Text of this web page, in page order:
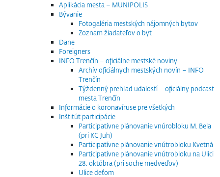
Aplikácia mesta – MUNIPOLIS
Bývanie
Fotogaléria mestských nájomných bytov
Zoznam žiadateľov o byt
Dane
Foreigners
INFO Trenčín – oficiálne mestské noviny
Archív oficiálnych mestských novín – INFO
Trenčín
Týždenný prehľad udalostí – oficiálny podcast
mesta Trenčín
Informácie o koronavíruse pre všetkých
Inštitút participácie
Participatívne plánovanie vnúrobloku M. Bela
(pri KC Juh)
Participatívne plánovanie vnútrobloku Kvetná
Participatívne plánovanie vnútrobloku na Ulici
28. októbra (pri soche medveďov)
Ulice deťom